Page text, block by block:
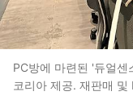
PC방에 마련된 '듀얼
코리아 제공. 재판매 및